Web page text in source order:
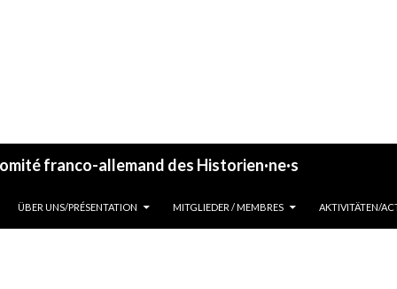
franco-allemand des Historien·ne·s
ÜBER UNS/PRÉSENTATION
MITGLIEDER / MEMBRES AKTIVITÄTEN/